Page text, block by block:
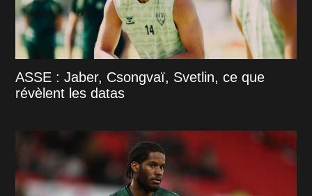
ASSE : Jaber, Csongvaï, Svetlin, ce que
révèlent les datas